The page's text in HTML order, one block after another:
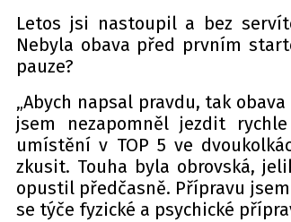
Letos jsi nastoupil a bez
Nebyla obava před prvním
pauze?
„Abych napsal pravdu, tak
jsem nezapomněl jezdit
umístění v TOP 5 ve
zkusit. Touha byla obrovská,
opustil předčasně. Přípravu
se týče fyzické a psychické